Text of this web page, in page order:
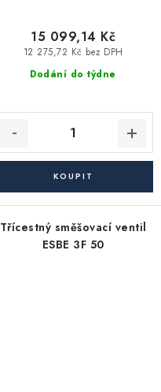
Dodání do týdne
12 275,72 Kč bez DPH
15 099,14 Kč
Třícestný směšovací ventil
ESBE 3F 50